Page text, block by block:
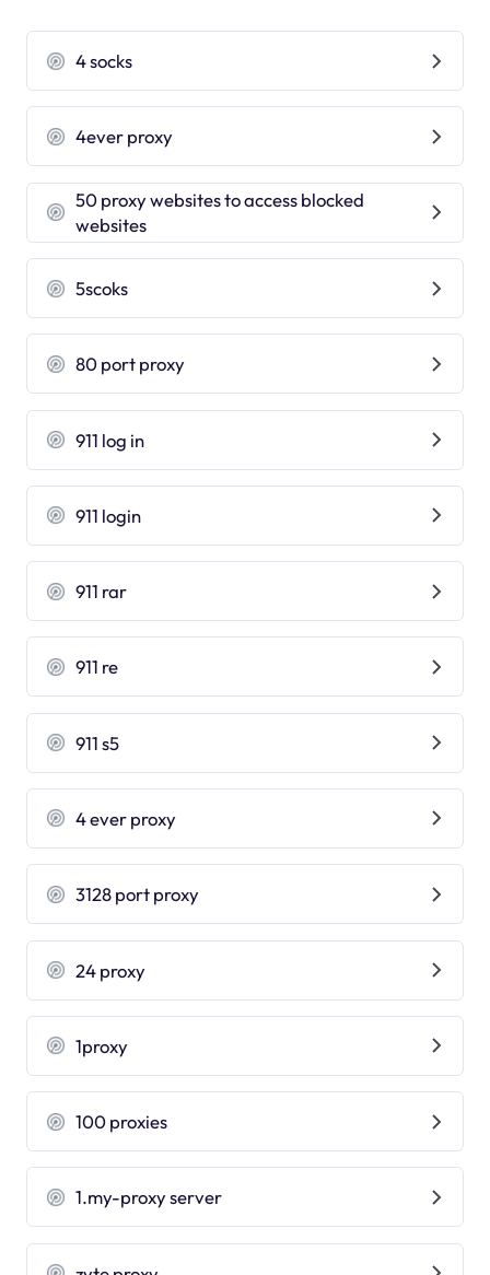
4 socks
4ever proxy
50 proxy websites to access blocked
websites
5scoks
80 port proxy
911 log in
911 login
911 rar
911 re
911 s5
4 ever proxy
3128 port proxy
24 proxy
1proxy
100 proxies
1.my-proxy server